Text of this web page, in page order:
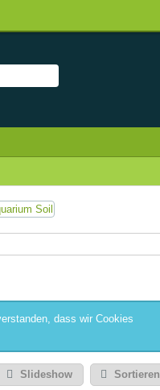
dass wir Cookies
Slideshow
Sortieren